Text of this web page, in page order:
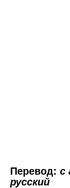
Перевод: с
русский